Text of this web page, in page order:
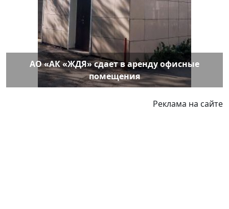
АО «АК «ЖДЯ» сдает в аренду офисные
помещения
Реклама на сайте